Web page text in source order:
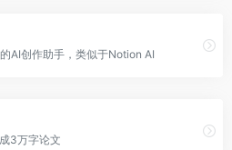
AI创作助手，类似于Notion AI
3万字论文